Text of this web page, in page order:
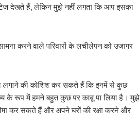
देखते हैं, लेकिन मुझे नहीं लगता कि आप इसका
करने वाले परिवारों के लचीलेपन को उजागर
की कोशिश कर सकते हैं कि इनमें से कुछ
के रूप में हमने बहुत कुछ पर काबू पा लिया है। मुझे
कर सकते हैं और अपने घरों की रक्षा करने और